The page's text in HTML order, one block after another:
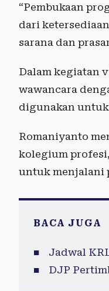
“Pembukaan
dari
sarana dan
Dalam kegiatan
wawancara
digunakan
Romaniyanto
kolegium
untuk menjalani
BACA JUGA
Jadwal
DJP